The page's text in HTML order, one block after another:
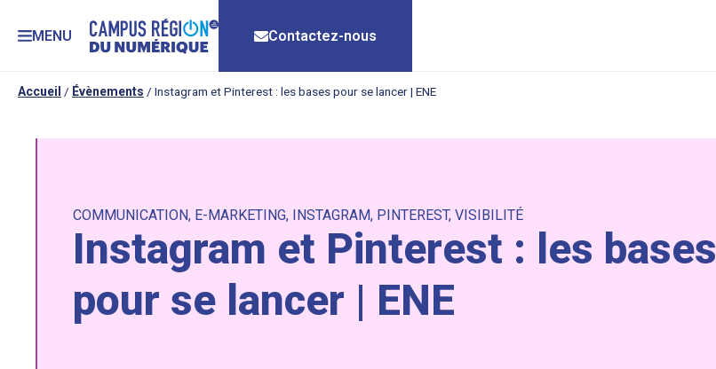
MENU Contactez-nous
Accueil / Évènements / Instagram et Pinterest : les bases pour se lancer | ENE
COMMUNICATION, E-MARKETING, INSTAGRAM, PINTEREST, VISIBILITÉ
Instagram et Pinterest : les bases
pour se lancer | ENE